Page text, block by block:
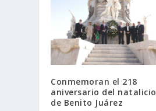
Conmemoran el 218
aniversario del natalicio
de Benito Juárez